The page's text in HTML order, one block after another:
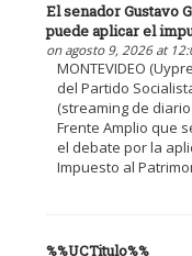
El senador Gustavo
puede aplicar el
on agosto 9, 2026 at
MONTEVIDEO
del Partido
(streaming de
Frente Amplio que
el debate por la
Impuesto al
%%UCTitulo%%